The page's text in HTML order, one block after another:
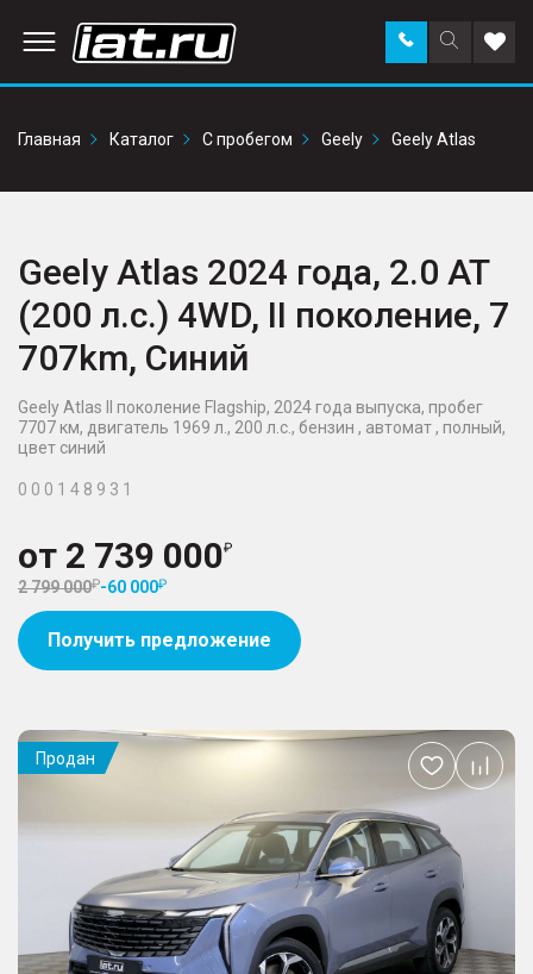
Поиск
по
Заказать
звонок в
Главная
Каталог С пробегом Geely Geely Atlas
Geely Atlas 2024 года, 2.0 AT
(200 л.с.) 4WD, II поколение, 7
707km, Синий
Geely Atlas II поколение Flagship, 2024 года выпуска, пробег
7707 км, двигатель 1969 л., 200 л.с., бензин , автомат , полный,
цвет синий
0 0 0 1 4 8 9 3 1
от 2 739 000
2 799 000 -60 000
Получить предложение
Продан
Добавить
в